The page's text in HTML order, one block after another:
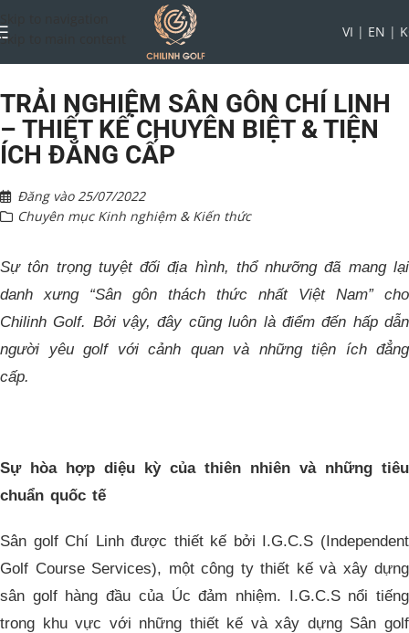
Skip to main content
VI | EN |
TRẢI NGHIỆM SÂN GÔN CHÍ LINH
– THIẾT KẾ CHUYÊN BIỆT & TIỆN
ÍCH ĐẲNG CẤP
Đăng vào 25/07/2022
Chuyên mục Kinh nghiệm & Kiến thức
Sự tôn trọng tuyệt đối địa hình, thổ nhưỡng đã mang lại
danh xưng “Sân gôn thách thức nhất Việt Nam” cho
Chilinh Golf. Bởi vậy, đây cũng luôn là điểm đến hấp dẫn
người yêu golf với cảnh quan và những tiện ích đẳng
cấp.
Sự hòa hợp diệu kỳ của thiên nhiên và những tiêu
chuẩn quốc tế
Sân golf Chí Linh được thiết kế bởi I.G.C.S (Independent
Golf Course Services), một công ty thiết kế và xây dựng
sân golf hàng đầu của Úc đảm nhiệm. I.G.C.S nổi tiếng
trong khu vực với những thiết kế và xây dựng Sân golf